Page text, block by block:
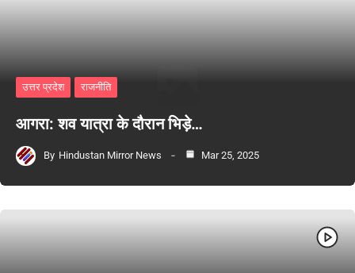
उत्तर प्रदेश राजनीति
आगरा: शव यात्रा के दौरान भिड़े…
By Hindustan Mirror News Mar 25, 2025